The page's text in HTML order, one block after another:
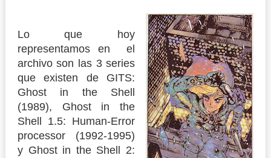
Lo que hoy
representamos en el
archivo son las 3 series
que existen de GITS:
Ghost in the Shell
(1989), Ghost in the
Shell 1.5: Human-Error
processor (1992-1995)
y Ghost in the Shell 2: